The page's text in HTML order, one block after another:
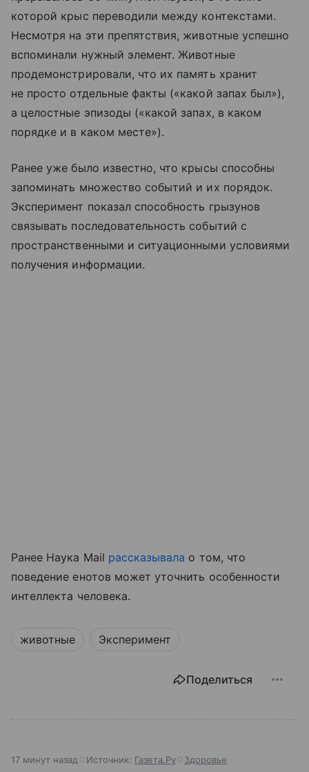
которой крыс переводили между контекстами.
Несмотря на эти препятствия, животные успешно
вспоминали нужный элемент. Животные
продемонстрировали, что их память хранит
не просто отдельные факты («какой запах был»),
а целостные эпизоды («какой запах, в каком
порядке и в каком месте»).
Ранее уже было известно, что крысы способны
запоминать множество событий и их порядок.
Эксперимент показал способность грызунов
связывать последовательность событий с
пространственными и ситуационными условиями
получения информации.
Ранее Наука Mail рассказывала о том, что
поведение енотов может уточнить особенности
интеллекта человека.
животные Эксперимент
Поделиться
17 минут назад Источник: Газета.Ру Здоровье